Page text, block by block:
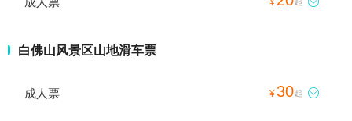
¥ 起
白佛山风景区山地滑车票
成人票 ¥30起 